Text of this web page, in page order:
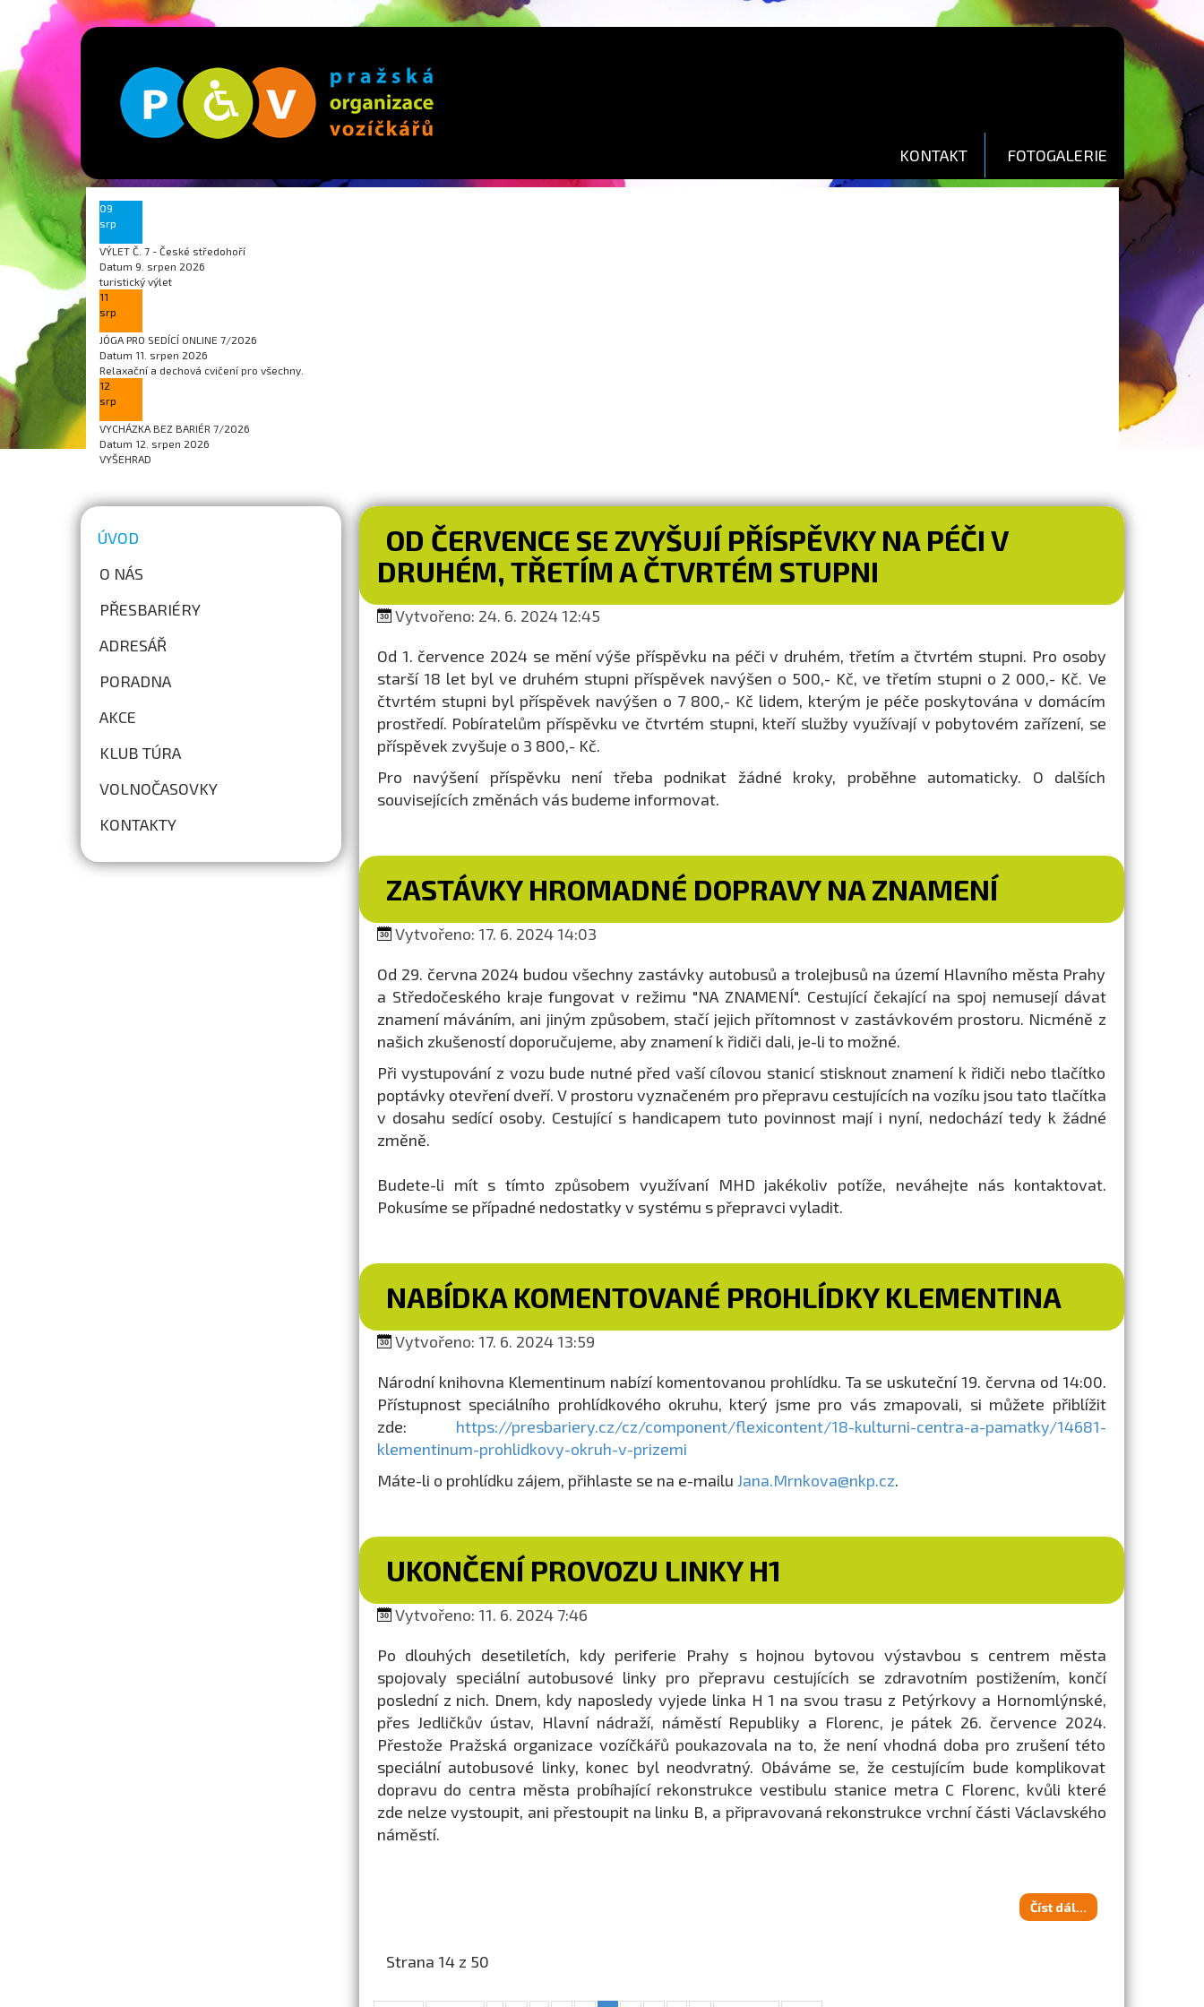
KONTAKT FOTOGALERIE
09
srp
VÝLET Č. 7 - České středohoří
Datum 9. srpen 2026
turistický výlet
11
srp
JÓGA PRO SEDÍCÍ ONLINE 7/2026
Datum 11. srpen 2026
Relaxační a dechová cvičení pro všechny.
12
srp
VYCHÁZKA BEZ BARIÉR 7/2026
Datum 12. srpen 2026
VYŠEHRAD
ÚVOD
O NÁS
PŘESBARIÉRY
ADRESÁŘ
PORADNA
AKCE
KLUB TÚRA
VOLNOČASOVKY
KONTAKTY
OD ČERVENCE SE ZVYŠUJÍ PŘÍSPĚVKY NA PÉČI V
DRUHÉM, TŘETÍM A ČTVRTÉM STUPNI
Vytvořeno: 24. 6. 2024 12:45
Od 1. července 2024 se mění výše příspěvku na péči v druhém, třetím a čtvrtém stupni. Pro osoby
starší 18 let byl ve druhém stupni příspěvek navýšen o 500,- Kč, ve třetím stupni o 2 000,- Kč. Ve
čtvrtém stupni byl příspěvek navýšen o 7 800,- Kč lidem, kterým je péče poskytována v domácím
prostředí. Pobíratelům příspěvku ve čtvrtém stupni, kteří služby využívají v pobytovém zařízení, se
příspěvek zvyšuje o 3 800,- Kč.
Pro navýšení příspěvku není třeba podnikat žádné kroky, proběhne automaticky. O dalších
souvisejících změnách vás budeme informovat.
ZASTÁVKY HROMADNÉ DOPRAVY NA ZNAMENÍ
Vytvořeno: 17. 6. 2024 14:03
Od 29. června 2024 budou všechny zastávky autobusů a trolejbusů na území Hlavního města Prahy
a Středočeského kraje fungovat v režimu "NA ZNAMENÍ". Cestující čekající na spoj nemusejí dávat
znamení máváním, ani jiným způsobem, stačí jejich přítomnost v zastávkovém prostoru. Nicméně z
našich zkušeností doporučujeme, aby znamení k řidiči dali, je-li to možné.
Při vystupování z vozu bude nutné před vaší cílovou stanicí stisknout znamení k řidiči nebo tlačítko
poptávky otevření dveří. V prostoru vyznačeném pro přepravu cestujících na vozíku jsou tato tlačítka
v dosahu sedící osoby. Cestující s handicapem tuto povinnost mají i nyní, nedochází tedy k žádné
změně.
Budete-li mít s tímto způsobem využívaní MHD jakékoliv potíže, neváhejte nás kontaktovat.
Pokusíme se případné nedostatky v systému s přepravci vyladit.
NABÍDKA KOMENTOVANÉ PROHLÍDKY KLEMENTINA
Vytvořeno: 17. 6. 2024 13:59
Národní knihovna Klementinum nabízí komentovanou prohlídku. Ta se uskuteční 19. června od 14:00.
Přístupnost speciálního prohlídkového okruhu, který jsme pro vás zmapovali, si můžete přiblížit
zde: https://presbariery.cz/cz/component/flexicontent/18-kulturni-centra-a-pamatky/14681-
klementinum-prohlidkovy-okruh-v-prizemi
Máte-li o prohlídku zájem, přihlaste se na e-mailu Jana.Mrnkova@nkp.cz.
UKONČENÍ PROVOZU LINKY H1
Vytvořeno: 11. 6. 2024 7:46
Po dlouhých desetiletích, kdy periferie Prahy s hojnou bytovou výstavbou s centrem města
spojovaly speciální autobusové linky pro přepravu cestujících se zdravotním postižením, končí
poslední z nich. Dnem, kdy naposledy vyjede linka H 1 na svou trasu z Petýrkovy a Hornomlýnské,
přes Jedličkův ústav, Hlavní nádraží, náměstí Republiky a Florenc, je pátek 26. července 2024.
Přestože Pražská organizace vozíčkářů poukazovala na to, že není vhodná doba pro zrušení této
speciální autobusové linky, konec byl neodvratný. Obáváme se, že cestujícím bude komplikovat
dopravu do centra města probíhající rekonstrukce vestibulu stanice metra C Florenc, kvůli které
zde nelze vystoupit, ani přestoupit na linku B, a připravovaná rekonstrukce vrchní části Václavského
náměstí.
Číst dál...
Strana 14 z 50